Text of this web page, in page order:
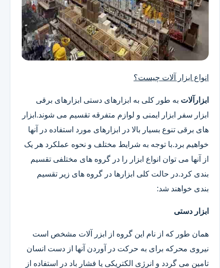
انواع ابزار آلات چیست؟
ابزارآلات به طور کلی به ابزارهای دستی ابزارهای برقی
ابزار سفر ابزار ایمنی و لوازم متفرقه تقسیم می شوند.ابزار
های برقی تنوع بسیار بالا در ابزارهای مورد استفاده در آنها
خواهیم برد.با توجه به شرایط مختلف و نحوه عملکرد هر یک
از آنها می توان انواع ابزار را در گروه های مختلفی تقسیم
بندی کرد.در حالت کلی ابزارها در گروه های زیر تقسیم
بندی خواهند شد:
ابزار دستی
همان طور که از نام این گروه از ابزر آلات مشخص است
نیروی محرکه برای به حرکت در آوردن آنها از دست انسان
تامین می گردد و انرژی الکتریکی یا فشار باد در استفاده از